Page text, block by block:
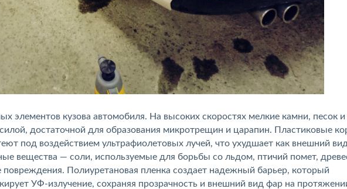
элементов кузова автомобиля. На высоких скоростях мелкие камни, песок и
достаточной для образования микротрещин и царапин. Пластиковые
под воздействием ультрафиолетовых лучей, что ухудшает как внешний
вещества — соли, используемые для борьбы со льдом, птичий помет,
Полиуретановая пленка создает надежный барьер, который
УФ-излучение, сохраняя прозрачность и внешний вид фар на